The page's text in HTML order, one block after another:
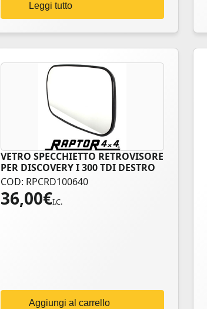
Leggi tutto
VETRO SPECCHIETTO RETROVISORE
PER DISCOVERY I 300 TDI DESTRO
COD: RPCRD100640
36,00€I.C.
Aggiungi al carrello